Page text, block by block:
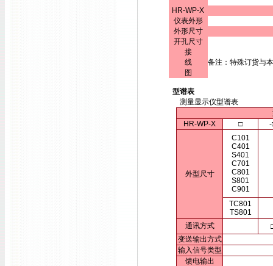
HR-WP-X
仪表外形
外形尺寸
开孔尺寸
接
线
图
备注：特殊订货与
型谱表
测量显示仪型谱表
HR-WP-X
□ -
外型尺寸
C101
C401
S401
C701
C801
S801
C901
TC801
TS801
通讯方式
变送输出方式
输入信号类型
馈电输出